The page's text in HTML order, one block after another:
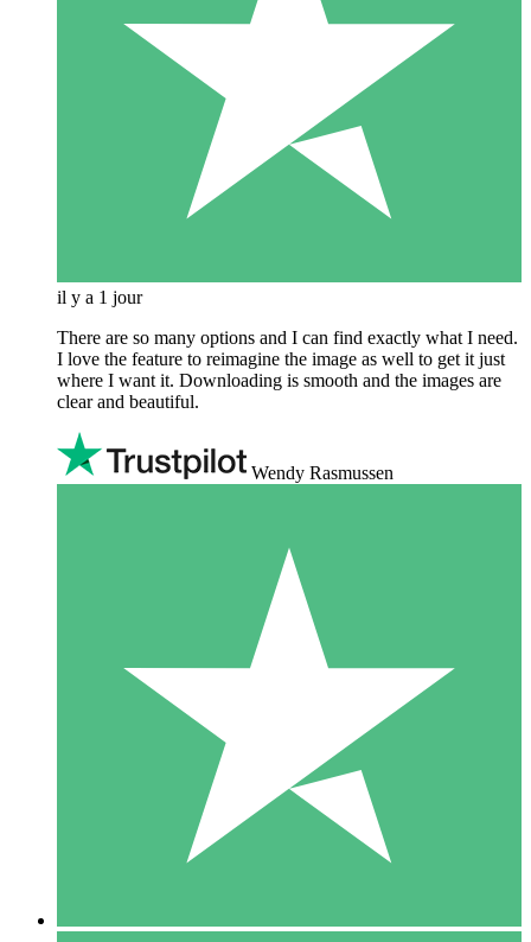
il y a 1 jour
There are so many options and I can find exactly what I need.
I love the feature to reimagine the image as well to get it just
where I want it. Downloading is smooth and the images are
clear and beautiful.
Wendy Rasmussen